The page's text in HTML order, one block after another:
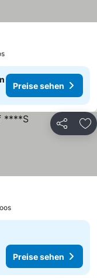
Preise sehen
Teilen
Preise sehen